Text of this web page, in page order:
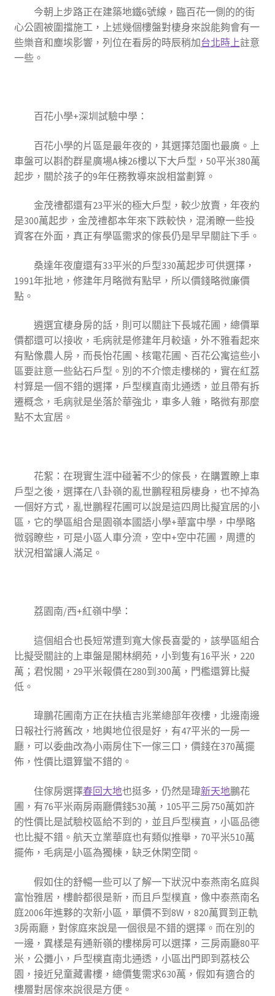
今朝上步路正在建築地鐵6號線，臨百花一側的的街
心公園被圍擋施工，上述幾個樓盤對棲身來說能夠會有一
些樂音和塵埃影響，列位在看房的時辰稍加台北時上註意
一些。
百花小學+深圳試驗中學：
百花小學的片區是最年夜的，其選擇范圍也最廣。上
車盤可以斟酌群星廣場A棟26樓以下大戶型，50平米380萬
起步，關於孩子的9年任務教導來說相當劃算。
金茂禮都還有23平米的極大戶型，較少放賣，年夜約
是300萬起步，金茂禮都本年來下跌較快，混淆瞭一些投
資客在外面，真正有學區需求的傢長仍是早早關註下手。
桑達年夜廈還有33平米的戶型330萬起步可供選擇，
1991年批地，修建年月略微有點早，所以價錢略微廉價
點。
遴選宜棲身房的話，則可以關註下長城花圃，總價單
價都還可以接收，毛病就是修建年月較遠，外不雅看起來
有點像農人房，而長怡花圃、核電花圃、百花公寓這些小
區要註意一些鉆石戶型。別的不介懷走樓梯的，實在紅荔
村算是一個不錯的選擇，戶型樸直南北通透，並且帶有拆
遷概念，毛病就是坐落於華強北，車多人雜，略微有那麼
點不太宜居。
花絮 ：在現實生涯中碰著不少的傢長，在購置瞭上車
戶型之後，選擇在八卦嶺的亂世鵬程租房棲身，也不掉為
一個好方式，亂世鵬程花圃可以說是這四周比擬宜居的小
區，它的學區組合是園嶺本國語小學+華富中學，中學略
微弱瞭些，可是小區人車分流，空中+空中花圃，周遭的
狀況相當讓人滿足。
荔園南/西+紅嶺中學：
這個組合也長短常遭到寬大傢長喜愛的，該學區組合
比擬受關註的上車盤是閣林網苑，小到隻有16平米，220
萬；君悅閣，29平米報價在280到300萬，門檻還算比擬
低。
瑋鵬花圃南方正在扶植吉兆業總部年夜樓，北邊南邊
日報社行將舊改，地輿地位很是好，有47平米的一房一
廳，可以委曲改為小兩房住下一傢三口，價錢在370萬擺
佈，性價比還算蠻不錯的。
住傢房選擇春回大地也挺多，仍然是瑋新天地鵬花
圃，有76平米兩房兩廳價錢530萬，105平三房750萬如許
的性價比是試驗校區給不到的，並且戶型樸直，小區品德
也比擬不錯。航天立業華庭也有類似推舉，70平米510萬
擺佈，毛病是小區為獨棟，缺乏休閑空間。
假如住的舒暢一些可以了解一下狀況中泰燕南名庭與
富怡雅居，樓齡都很是新，而且戶型樸直，像中泰燕南名
庭2006年進夥的次新小區，單價不到8W，820萬買到正軌
3房兩廳，對傢庭來說是一個很是不錯的選擇。而在別的
一邊，異樣是有通新嶺的樓梯房可以選擇，三房兩廳80平
米，公攤小，戶型樸直南北通透，小區出門即到荔枝公
園，接近兒童藏書樓，總價隻需求630萬，假如有適合的
樓層對居傢來說很是方便。